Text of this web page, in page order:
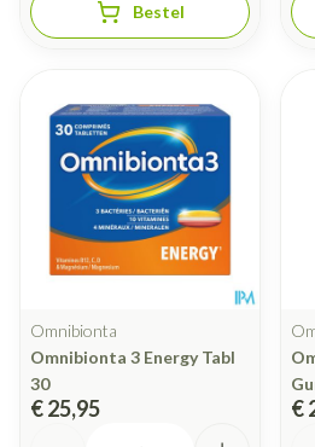
Bestel
Omnibionta
Omnibionta 3 Energy Tabl
30
€ 25,95 €